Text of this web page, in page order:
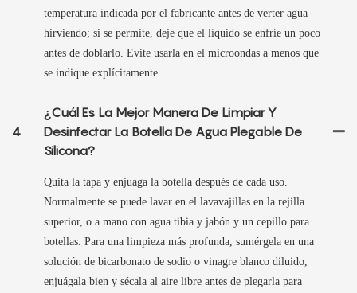
temperatura indicada por el fabricante antes de verter agua
hirviendo; si se permite, deje que el líquido se enfríe un poco
antes de doblarlo. Evite usarla en el microondas a menos que
se indique explícitamente.
4
¿Cuál Es La Mejor Manera De Limpiar Y
Desinfectar La Botella De Agua Plegable De
Silicona?
Quita la tapa y enjuaga la botella después de cada uso.
Normalmente se puede lavar en el lavavajillas en la rejilla
superior, o a mano con agua tibia y jabón y un cepillo para
botellas. Para una limpieza más profunda, sumérgela en una
solución de bicarbonato de sodio o vinagre blanco diluido,
enjuágala bien y sécala al aire libre antes de plegarla para